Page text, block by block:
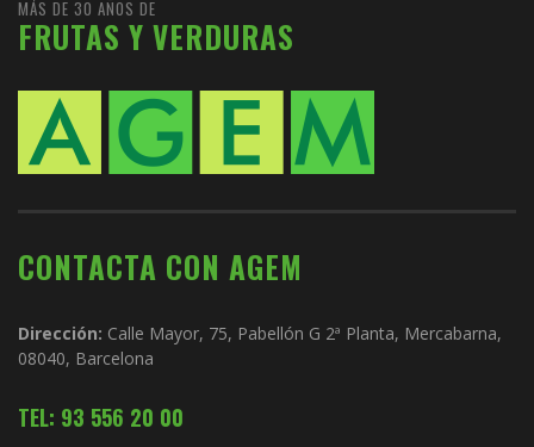
MÁS DE 30 AÑOS DE
FRUTAS Y VERDURAS
CONTACTA CON AGEM
Dirección: Calle Mayor, 75, Pabellón G 2ª Planta, Mercabarna,
08040, Barcelona
TEL: 93 556 20 00